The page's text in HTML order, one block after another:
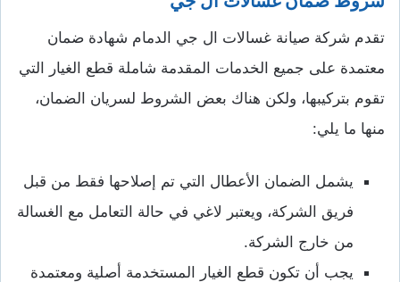
تقدم شركة صيانة غسالات ال جي الدمام شهادة ضمان
معتمدة على جميع الخدمات المقدمة شاملة قطع الغيار التي
تقوم بتركيبها، ولكن هناك بعض الشروط لسريان الضمان،
منها ما يلي:
يشمل الضمان الأعطال التي تم إصلاحها فقط من قبل
فريق الشركة، ويعتبر لاغي في حالة التعامل مع الغسالة
من خارج الشركة.
يجب أن تكون قطع الغيار المستخدمة أصلية ومعتمدة